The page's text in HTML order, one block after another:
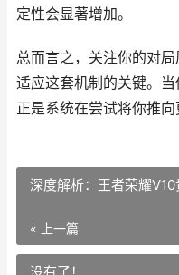
定性会显著增加。
总而言之，关注你的对
适应这套机制的关键。
正是系统在尝试将你推向
深度解析：王者荣耀
« 上一篇